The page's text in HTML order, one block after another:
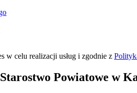
w celu realizacji usług i zgodnie z
Starostwo Powiatowe w